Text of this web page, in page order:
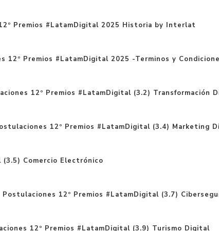
Premios #LatamDigital 2025 Historia by Interlat
12º Premios #LatamDigital 2025 -Terminos y
12º Premios #LatamDigital (3.2) Transformación
12º Premios #LatamDigital (3.4) Marketing
Comercio Electrónico
Postulaciones 12º Premios #LatamDigital (3.7)
12º Premios #LatamDigital (3.9) Turismo Digital